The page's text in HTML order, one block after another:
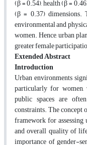
(β = 0.54), health (β =
(β = 0.37) dimensions.
environmental and
women. Hence, urban
greater female
Extended Abstract
Introduction
Urban environments
particularly for
public spaces are
constraints. The
framework for assessing
and overall quality of
importance of gender-